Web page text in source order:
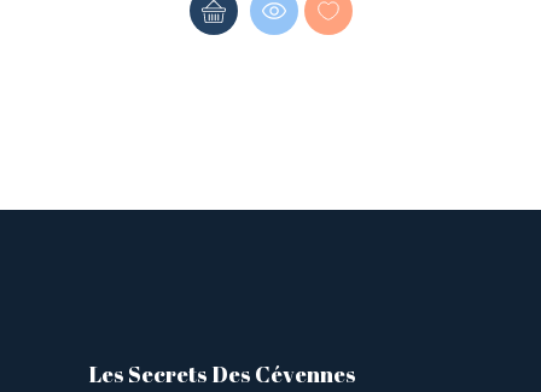
Les Secrets Des Cévennes